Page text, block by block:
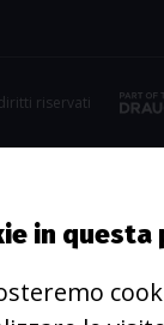
riservati
in questa